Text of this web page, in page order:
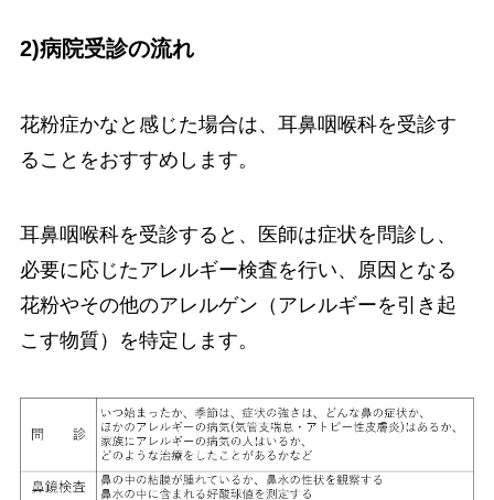
2)病院受診の流れ
花粉症かなと感じた場合は、耳鼻咽喉科を受診す
ることをおすすめします。
耳鼻咽喉科を受診すると、医師は症状を問診し、
必要に応じたアレルギー検査を行い、原因となる
花粉やその他のアレルゲン（アレルギーを引き起
こす物質）を特定します。